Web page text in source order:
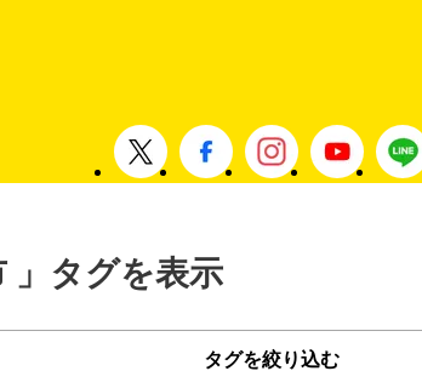
」タグを表示
タグを絞り込む